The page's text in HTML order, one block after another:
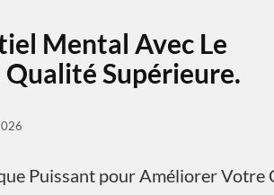
Mental Avec Le
Supérieure.
Puissant pour Améliorer Votre